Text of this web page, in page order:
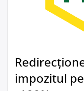
impozitul